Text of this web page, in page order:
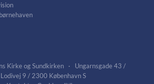
Kirke og Sundkirken · Ungarnsgade 43 /
Lodivej 9 / 2300 København S